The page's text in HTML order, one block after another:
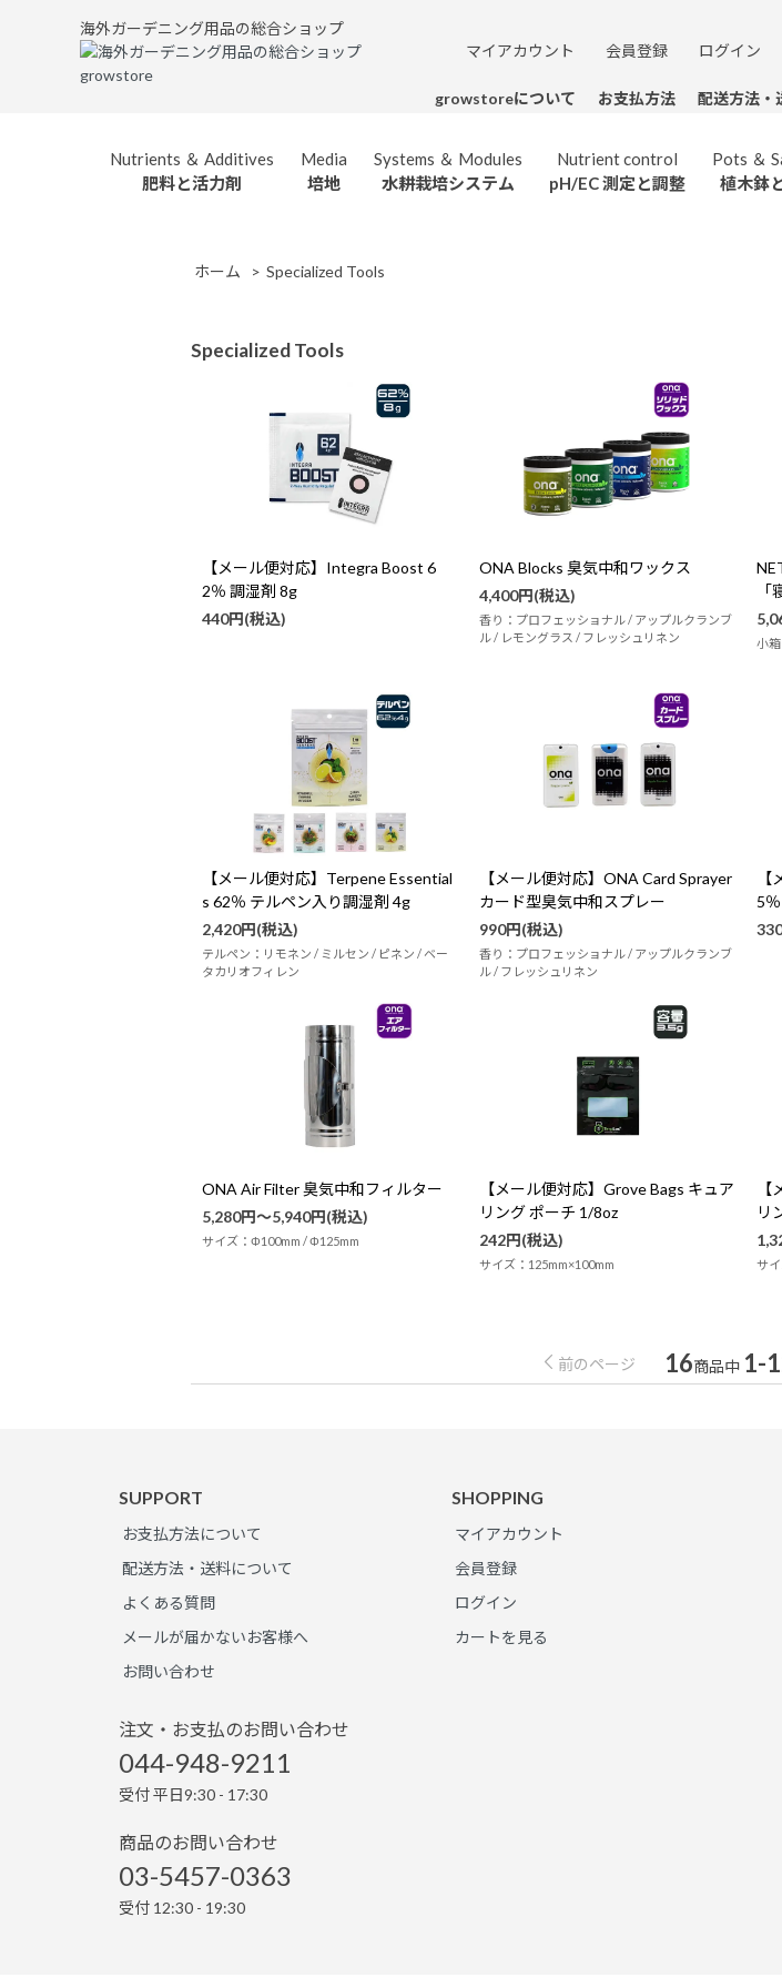
海外ガーデニング用品の総合ショップ
マイアカウント
会員登録 ログイン
growstoreについて お支払方法 配送方法・
Nutrients ＆ Additives
肥料と活力剤
バイオビズ
Advanced Hydro
アドバンスドハイドロ
Media
培地
Systems ＆ Modules
水耕栽培システム
Nutrient control
pH/EC 測定と調整
Pots ＆
植木鉢
CO2 Enrichment
Plant Support
プラントサポート
ホーム > Specialized Tools
Specialized Tools
【メール便対応】Integra Boost 6
2％ 調湿剤 8g
440円(税込)
ONA Blocks 臭気中和ワックス
4,400円(税込)
香り：プロフェッショナル / アップルクランブ
ル / レモングラス / フレッシュリネン
小
【メール便対応】Terpene Essential
s 62％ テルペン入り調湿剤 4g
2,420円(税込)
テルペン：リモネン / ミルセン / ピネン / ベー
タカリオフィレン
【メール便対応】ONA Card Sprayer
カード型臭気中和スプレー
990円(税込)
香り：プロフェッショナル / アップルクランブ
ル / フレッシュリネン
5
ONA Air Filter 臭気中和フィルター
5,280円～5,940円(税込)
サイズ：Φ100mm / Φ125mm
【メール便対応】Grove Bags キュア
リング ポーチ 1/8oz
242円(税込)
サイズ：125mm×100mm
リ
サ
前のページ 16商品中 1-
SUPPORT
お支払方法について
配送方法・送料について
よくある質問
メールが届かないお客様へ
お問い合わせ
注文・お支払のお問い合わせ
044-948-9211
受付 平日9:30 - 17:30
商品のお問い合わせ
03-5457-0363
受付 12:30 - 19:30
SHOPPING
マイアカウント
会員登録
ログイン
カートを見る